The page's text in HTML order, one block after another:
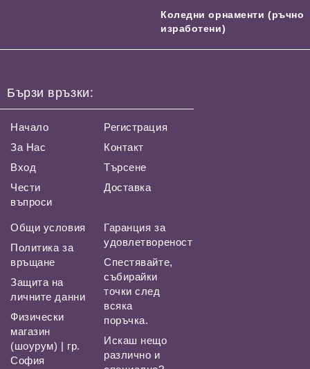
Коледни орнаменти (ръчно
изработени)
Бързи връзки:
Начало
За Нас
Вход
Чести
въпроси
Регистрация
Контакт
Търсене
Доставка
Общи условия
Политика за
връщане
Защита на
личните данни
Физически
магазин
(шоурум) | гр.
София
Гаранция за
удовлетвореност
Спестявайте,
събирайки
точки след
всяка
поръчка.
Искаш нещо
различно и